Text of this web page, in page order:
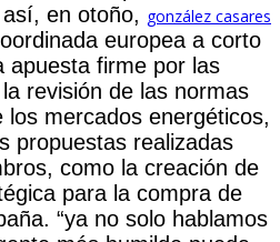
en otoño, gonzález casares
europea a corto
apuesta firme por las
revisión de las normas
mercados energéticos,
propuestas realizadas
como la creación de
para la compra de
“ya no solo hablamos